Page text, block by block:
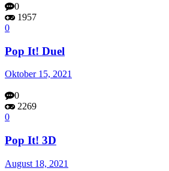
0
1957
0
Pop It! Duel
Oktober 15, 2021
0
2269
0
Pop It! 3D
August 18, 2021